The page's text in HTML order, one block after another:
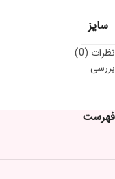
سایز
نظرات (0)
بررسی
فهرست